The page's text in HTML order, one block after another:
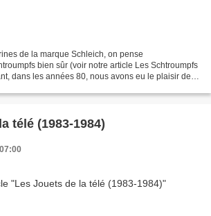
de la marque Schleich, on pense
bien sûr (voir notre article Les Schtroumpfs
dans les années 80, nous avons eu le plaisir de
télé (1983-1984)